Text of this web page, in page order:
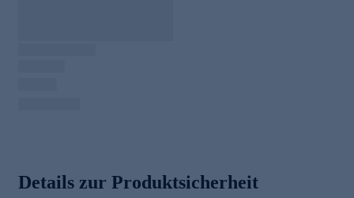
Details zur Produktsicherheit